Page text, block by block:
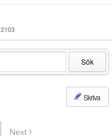
2103
Sök
Skriva
Next